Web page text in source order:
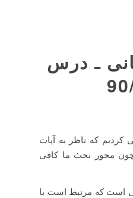
ـ‌ درس
ابتداء جلد 7 معجم را بررسی کردیم که ناظر به آیات
محور بحث ما کافی
است که مرتبط است با